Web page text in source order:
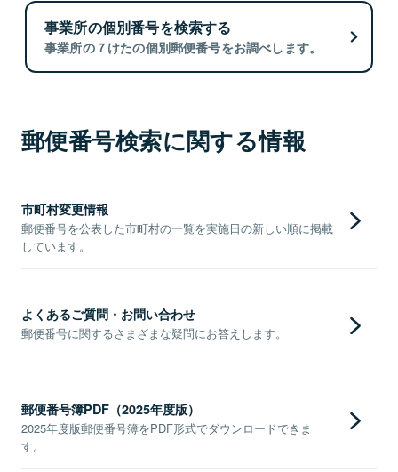
事業所の個別番号を検索する
事業所の７けたの個別郵便番号をお調べします。
郵便番号検索に関する情報
市町村変更情報
郵便番号を公表した市町村の一覧を実施日の新しい順に掲載
しています。
よくあるご質問・お問い合わせ
郵便番号に関するさまざまな疑問にお答えします。
郵便番号簿PDF（2025年度版）
2025年度版郵便番号簿をPDF形式でダウンロードできま
す。